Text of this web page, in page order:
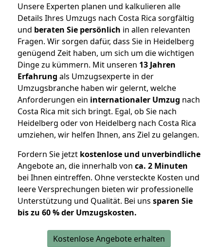
Unsere Experten planen und kalkulieren alle
Details Ihres Umzugs nach Costa Rica sorgfältig
und beraten Sie persönlich in allen relevanten
Fragen. Wir sorgen dafür, dass Sie in Heidelberg
genügend Zeit haben, um sich um die wichtigen
Dinge zu kümmern. Mit unseren 13 Jahren
Erfahrung als Umzugsexperte in der
Umzugsbranche haben wir gelernt, welche
Anforderungen ein internationaler Umzug nach
Costa Rica mit sich bringt. Egal, ob Sie nach
Heidelberg oder von Heidelberg nach Costa Rica
umziehen, wir helfen Ihnen, ans Ziel zu gelangen.
Fordern Sie jetzt kostenlose und unverbindliche
Angebote an, die innerhalb von ca. 2 Minuten
bei Ihnen eintreffen. Ohne versteckte Kosten und
leere Versprechungen bieten wir professionelle
Unterstützung und Qualität. Bei uns sparen Sie
bis zu 60 % der Umzugskosten.
Kostenlose Angebote erhalten